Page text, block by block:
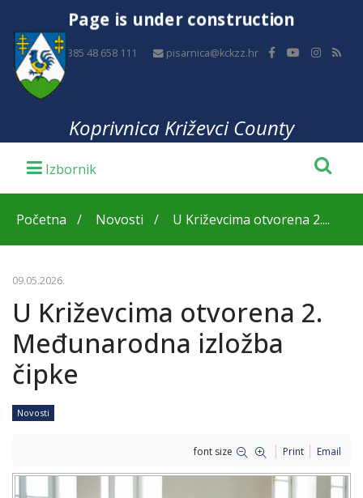
Page is under construction
+385 48 658 111 pisarnica@kckzz.hr
Koprivnica Križevci County
Početna Novosti U Križevcima otvorena 2....
09.05.2026.
U Križevcima otvorena 2.
Međunarodna izložba
čipke
Novosti
font size Print Email